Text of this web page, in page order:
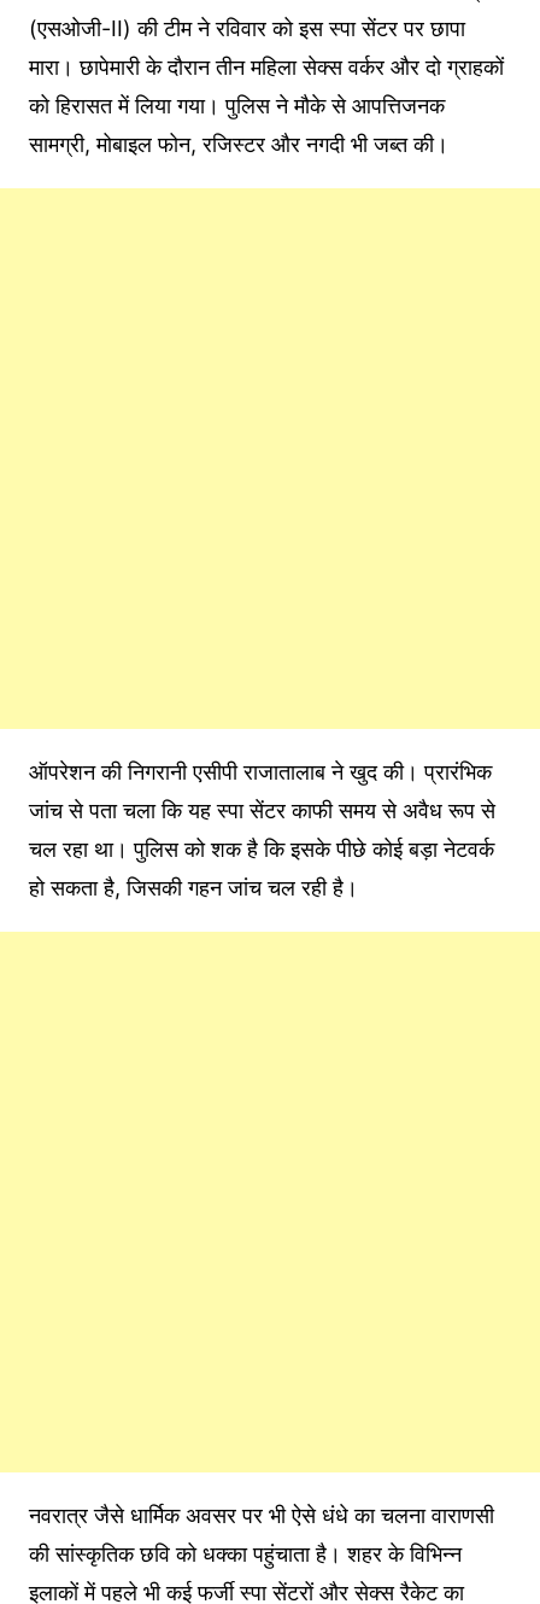
(एसओजी-II) की टीम ने रविवार को इस स्पा सेंटर पर छापा
मारा। छापेमारी के दौरान तीन महिला सेक्स वर्कर और दो ग्राहकों
को हिरासत में लिया गया। पुलिस ने मौके से आपत्तिजनक
सामग्री, मोबाइल फोन, रजिस्टर और नगदी भी जब्त की।
ऑपरेशन की निगरानी एसीपी राजातालाब ने खुद की। प्रारंभिक
जांच से पता चला कि यह स्पा सेंटर काफी समय से अवैध रूप से
चल रहा था। पुलिस को शक है कि इसके पीछे कोई बड़ा नेटवर्क
हो सकता है, जिसकी गहन जांच चल रही है।
नवरात्र जैसे धार्मिक अवसर पर भी ऐसे धंधे का चलना वाराणसी
की सांस्कृतिक छवि को धक्का पहुंचाता है। शहर के विभिन्न
इलाकों में पहले भी कई फर्जी स्पा सेंटरों और सेक्स रैकेट का